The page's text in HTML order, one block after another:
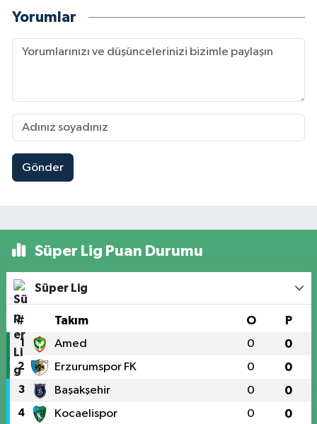
Yorumlar
Gönder
Süper Lig Puan Durumu
Süper Lig
# Takım O P
1 Amed 0 0
2 Erzurumspor FK 0 0
3 Başakşehir 0 0
4 Kocaelispor 0 0